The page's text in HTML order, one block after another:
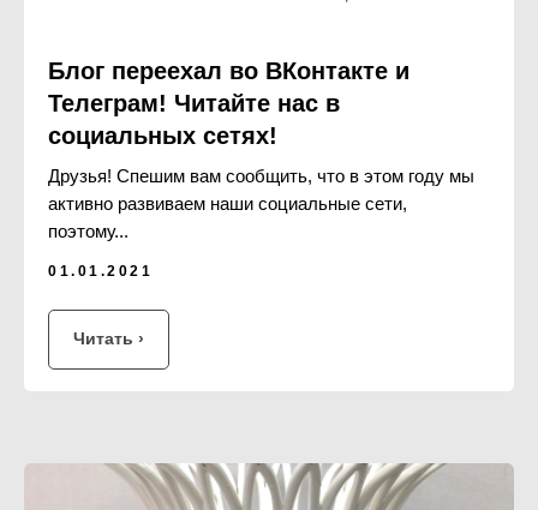
Блог переехал во ВКонтакте и
Телеграм! Читайте нас в
социальных сетях!
Друзья! Спешим вам сообщить, что в этом году мы
активно развиваем наши социальные сети,
поэтому...
01.01.2021
Читать ›